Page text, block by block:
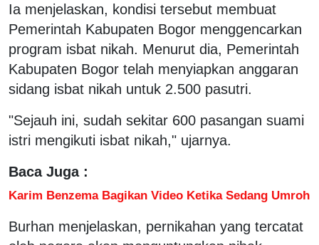
Ia menjelaskan, kondisi tersebut membuat
Pemerintah Kabupaten Bogor menggencarkan
program isbat nikah. Menurut dia, Pemerintah
Kabupaten Bogor telah menyiapkan anggaran
sidang isbat nikah untuk 2.500 pasutri.
"Sejauh ini, sudah sekitar 600 pasangan suami
istri mengikuti isbat nikah," ujarnya.
Baca Juga :
Karim Benzema Bagikan Video Ketika Sedang Umroh
Burhan menjelaskan, pernikahan yang tercatat